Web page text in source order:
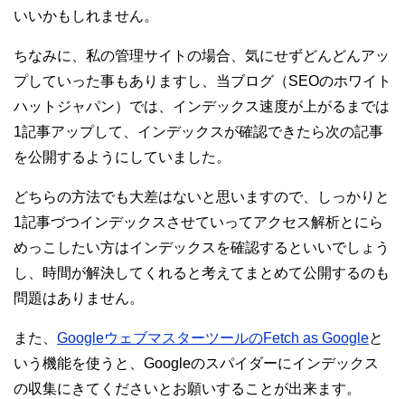
いいかもしれません。
ちなみに、私の管理サイトの場合、気にせずどんどんアッ
プしていった事もありますし、当ブログ（SEOのホワイト
ハットジャパン）では、インデックス速度が上がるまでは
1記事アップして、インデックスが確認できたら次の記事
を公開するようにしていました。
どちらの方法でも大差はないと思いますので、しっかりと
1記事づつインデックスさせていってアクセス解析とにら
めっこしたい方はインデックスを確認するといいでしょう
し、時間が解決してくれると考えてまとめて公開するのも
問題はありません。
また、 GoogleウェブマスターツールのFetch as Googleと
いう機能を使うと、Googleのスパイダーにインデックス
の収集にきてくださいとお願いすることが出来ます。